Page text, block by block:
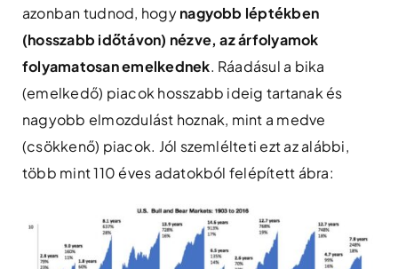
azonban tudnod, hogynagyobb léptékben
(hosszabb időtávon) nézve, az árfolyamok
folyamatosan emelkednek. Ráadásul a bika
(emelkedő) piacok hosszabb ideig tartanak és
nagyobb elmozdulást hoznak, mint a medve
(csökkenő) piacok. Jól szemlélteti ezt az alábbi,
több mint 110 éves adatokból felépített ábra: